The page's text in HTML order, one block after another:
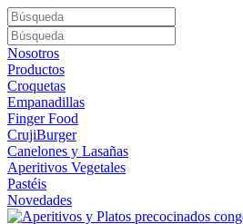
Nosotros
Productos
Croquetas
Empanadillas
Finger Food
CrujiBurger
Canelones y Lasañas
Aperitivos Vegetales
Pastéis
Novedades